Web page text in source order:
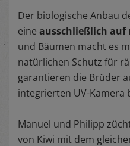
Der biologische Anbau
eine ausschließlich auf
und Bäumen macht es
natürlichen Schutz für
garantieren die Brüder
integrierten UV-Kamera
Manuel und Philipp
von Kiwi mit dem